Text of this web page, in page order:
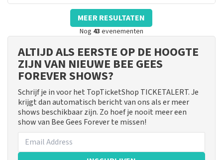
MEER RESULTATEN
Nog 43 evenementen
ALTIJD ALS EERSTE OP DE HOOGTE
ZIJN VAN NIEUWE BEE GEES
FOREVER SHOWS?
Schrijf je in voor het TopTicketShop TICKETALERT. Je
krijgt dan automatisch bericht van ons als er meer
shows beschikbaar zijn. Zo hoef je nooit meer een
show van Bee Gees Forever te missen!